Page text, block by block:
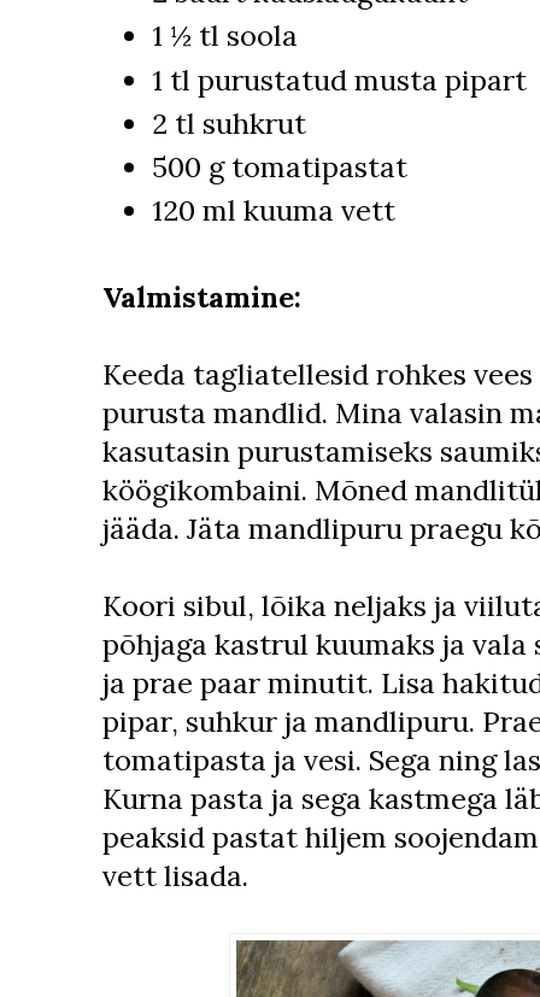
1 ½ tl soola
1 tl purustatud musta pipart
2 tl suhkrut
500 g tomatipastat
120 ml kuuma vett
Valmistamine:
Keeda tagliatellesid rohkes
purusta mandlid. Mina valasin
kasutasin purustamiseks
köögikombaini. Mõned
jääda. Jäta mandlipuru praegu
Koori sibul, lõika neljaks ja
põhjaga kastrul kuumaks ja
ja prae paar minutit. Lisa
pipar, suhkur ja mandlipuru.
tomatipasta ja vesi. Sega ning
Kurna pasta ja sega kastmega
peaksid pastat hiljem
vett lisada.